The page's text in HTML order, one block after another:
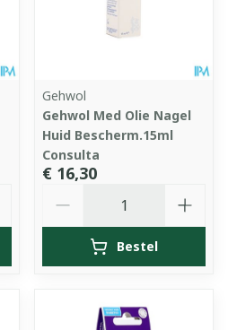
Gehwol
Gehwol Med Olie Nagel
Huid Bescherm.15ml
Consulta
€ 16,30
Bestel